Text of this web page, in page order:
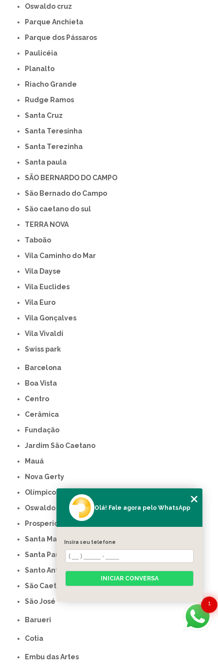
Oswaldo cruz
Parque Anchieta
Parque dos Pássaros
Paulicéia
Planalto
Riacho Grande
Rudge Ramos
Santa Cruz
Santa Teresinha
Santa Terezinha
Santa paula
SÃO BERNARDO DO CAMPO
São Bernado do Campo
São caetano do sul
TERRA NOVA
Taboão
Vila Caminho do Mar
Vila Dayse
Vila Euclides
Vila Euro
Vila Gonçalves
Vila Vivaldi
swiss park
Barcelona
Boa Vista
Centro
Cerâmica
Fundação
Jardim São Caetano
Mauá
Nova Gerty
Olímpico
Oswaldo Cruz
Prosperidade
Santa Maria
Santa Paula
Santo Antônio
São Caetano do Sul
São José
Barueri
Cotia
Embu das Artes
1
Olá! Fale agora pelo WhatsApp
Insira seu telefone
INICIAR CONVERSA